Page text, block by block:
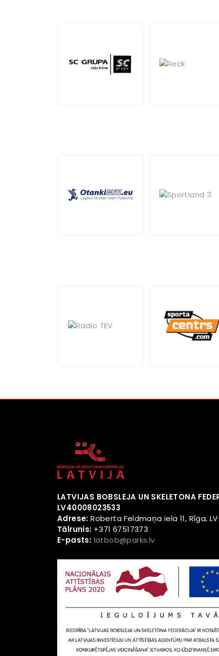
LATVIJAS BOBSLEJA UN SKELETONA
LV40008023533
Adrese:Roberta Feldmaņa iela 11, Rīga,
Tālrunis: +371 67517373
E-pasts: latbob@parks.lv